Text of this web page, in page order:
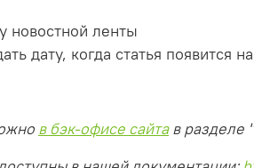
новостной ленты
дату, когда статья появится
в бэк-офисе сайтав разделе